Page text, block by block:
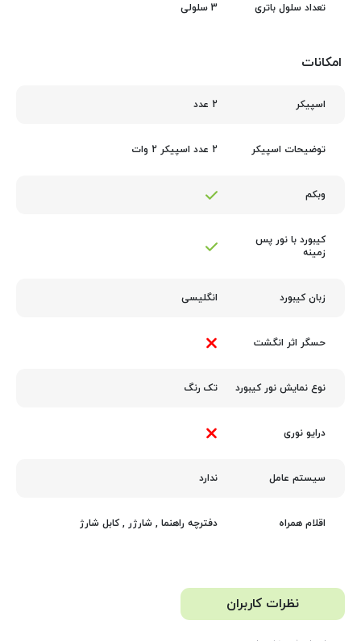
تعداد سلول باتری 3 سلولی
امکانات
اسپیکر 2 عدد
توضیحات اسپیکر 2 عدد اسپیکر 2 وات
وبکم
کیبورد با نور پس‌
زمینه
زبان کیبورد انگلیسی
حسگر اثر انگشت
نوع نمایش نور کیبورد تک رنگ
درایو نوری
سیستم عامل ندارد
اقلام همراه دفترچه راهنما , شارژر , کابل شارژ
نظرات کاربران